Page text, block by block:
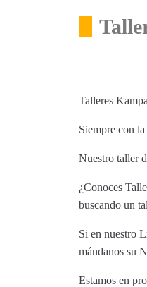
Talleres
Siempre con
Nuestro taller
¿Conoces
buscando un
Si en nuestro
mándanos su
Estamos en